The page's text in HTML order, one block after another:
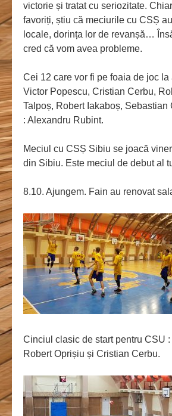
victorie și tratat cu seriozitate.
favoriți, știu că meciurile cu CSȘ
locale, dorința lor de revanșă…
cred că vom avea probleme.
Cei 12 care vor fi pe foaia de joc
Victor Popescu, Cristian Cerbu,
Talpoș, Robert Iakaboș,
: Alexandru Rubint.
Meciul cu CSȘ Sibiu se joacă
din Sibiu. Este meciul de debut al
8.10. Ajungem. Fain au renovat
Cinciul clasic de start pentru CSU
Robert Oprișiu și Cristian Cerbu.